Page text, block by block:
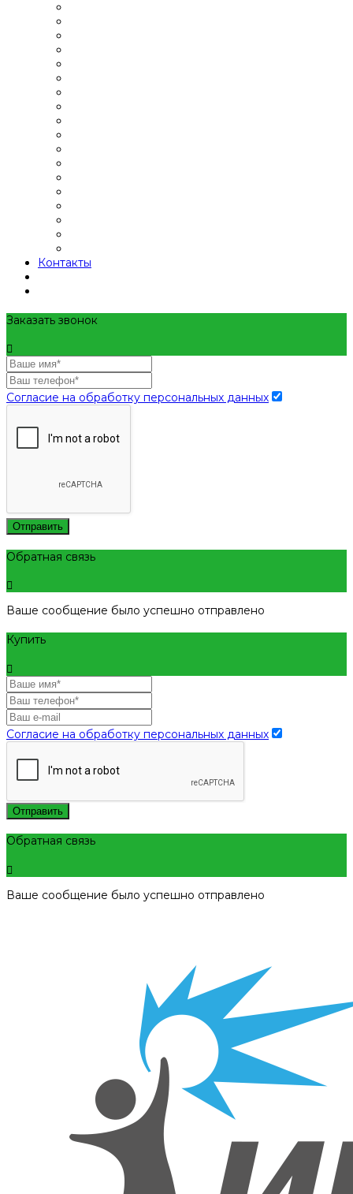
Контакты
Заказать звонок
Согласие на обработку персональных данных
Отправить
Обратная связь
Ваше сообщение было успешно отправлено
Купить
Согласие на обработку персональных данных
Отправить
Обратная связь
Ваше сообщение было успешно отправлено